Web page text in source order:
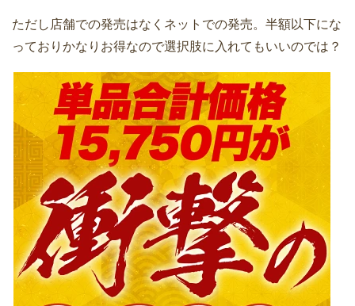
ただし店舗での発売はなくネットでの発売。半額以下にな
っておりかなりお得なので選択肢に入れてもいいのでは？